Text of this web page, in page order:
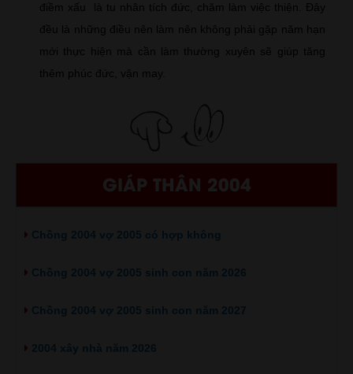
điềm xấu là tu nhân tích đức, chăm làm việc thiện. Đây
đều là những điều nên làm nên không phải gặp năm hạn
mới thực hiện mà cần làm thường xuyên sẽ giúp tăng
thêm phúc đức, vận may.
GIÁP THÂN 2004
Chồng 2004 vợ 2005 có hợp không
Chồng 2004 vợ 2005 sinh con năm 2026
Chồng 2004 vợ 2005 sinh con năm 2027
2004 xây nhà năm 2026